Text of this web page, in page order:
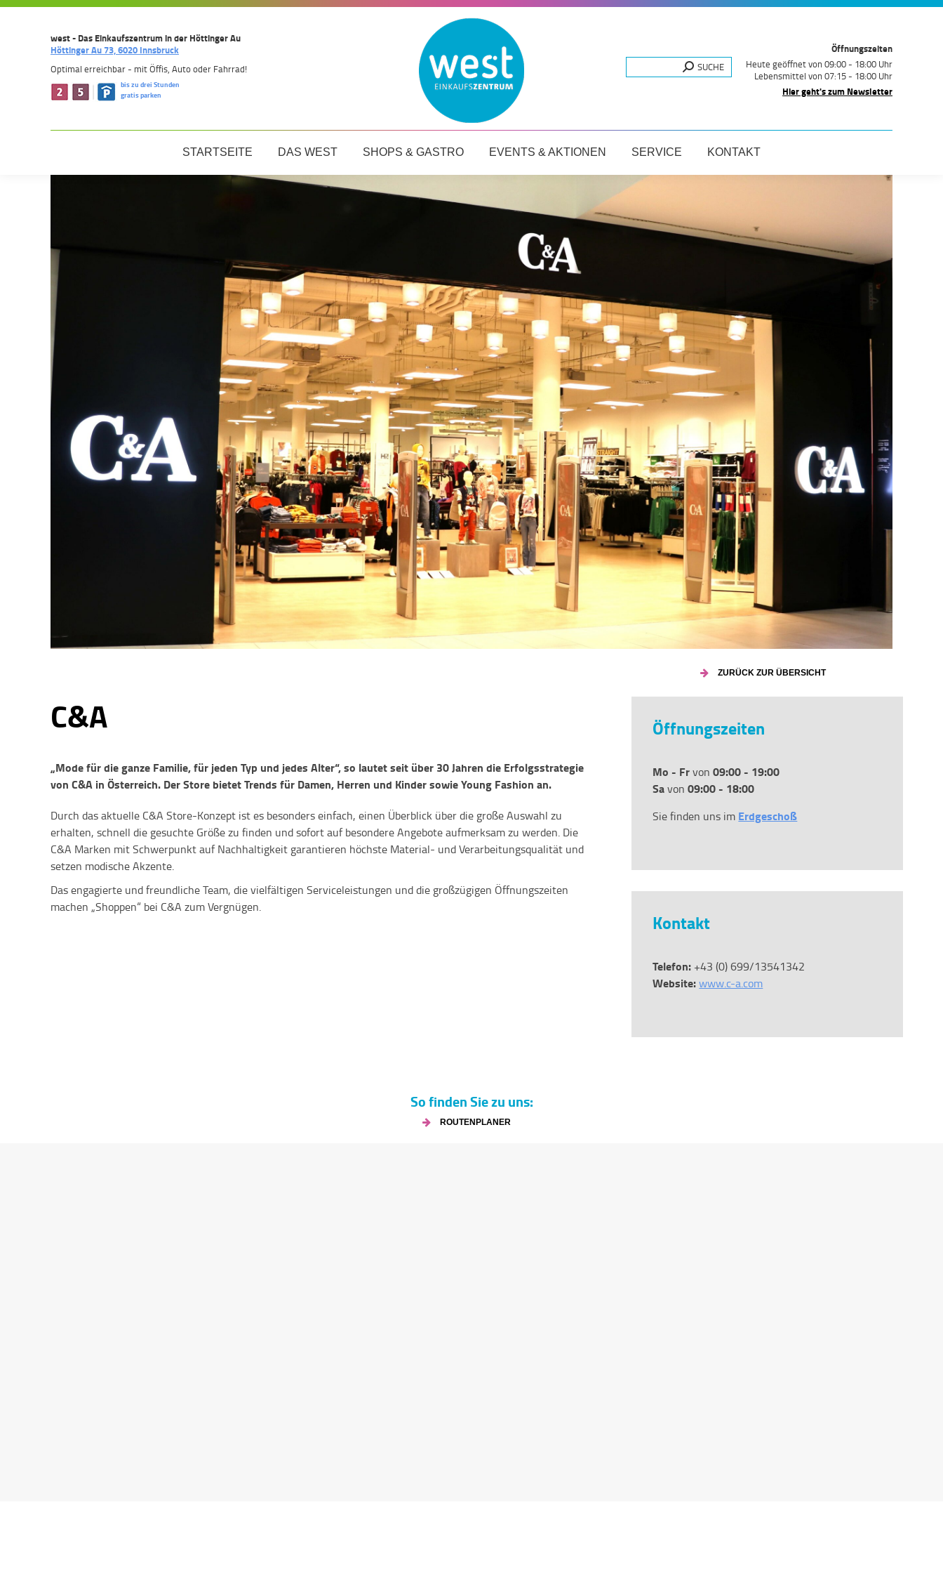
west - Das Einkaufszentrum in der Höttinger Au
Höttinger Au 73, 6020 Innsbruck
Optimal erreichbar - mit Öffis, Auto oder Fahrrad!
bis zu drei Stunden
gratis parken
SUCHE
Öffnungszeiten
Heute geöffnet von 09:00 - 18:00 Uhr
Lebensmittel von 07:15 - 18:00 Uhr
Hier geht's zum Newsletter
STARTSEITE DAS WEST SHOPS & GASTRO EVENTS & AKTIONEN SERVICE KONTAKT
ZURÜCK ZUR ÜBERSICHT
C&A
„Mode für die ganze Familie, für jeden Typ und jedes Alter“, so lautet seit über 30 Jahren die Erfolgsstrategie
von C&A in Österreich. Der Store bietet Trends für Damen, Herren und Kinder sowie Young Fashion an.
Durch das aktuelle C&A Store-Konzept ist es besonders einfach, einen Überblick über die große Auswahl zu
erhalten, schnell die gesuchte Größe zu finden und sofort auf besondere Angebote aufmerksam zu werden. Die
C&A Marken mit Schwerpunkt auf Nachhaltigkeit garantieren höchste Material- und Verarbeitungsqualität und
setzen modische Akzente.
Das engagierte und freundliche Team, die vielfältigen Serviceleistungen und die großzügigen Öffnungszeiten
machen „Shoppen“ bei C&A zum Vergnügen.
Öffnungszeiten
Mo - Frvon09:00 - 19:00
Savon09:00 - 18:00
Sie finden uns im Erdgeschoß
Kontakt
Telefon: +43 (0) 699/13541342
Website:www.c-a.com
So finden Sie zu uns:
ROUTENPLANER
DAS WEST